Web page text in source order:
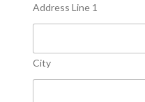
Address Line 1
City